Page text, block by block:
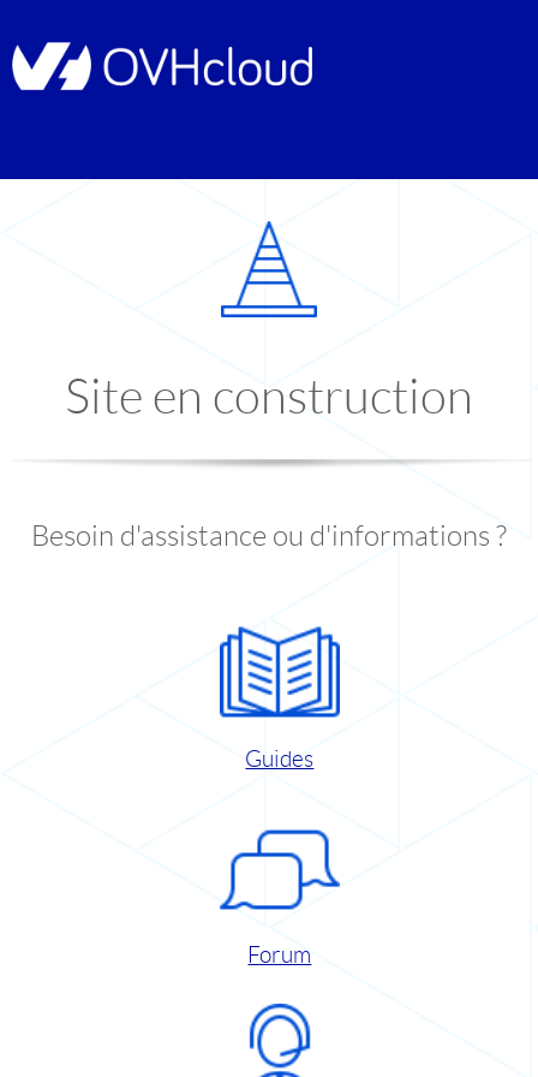
Site en construction
Besoin d'assistance ou d'informations ?
Guides
Forum